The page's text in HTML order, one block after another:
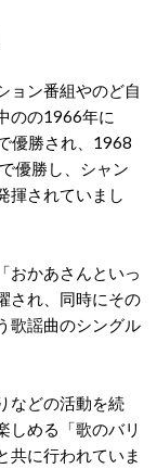
ョン番組やのど自
のの1966年に
優勝され、1968
優勝し、シャン
揮されていまし
おかあさんといっ
され、同時にその
歌謡曲のシングル
などの活動を続
しめる「歌のバリ
共に行われていま